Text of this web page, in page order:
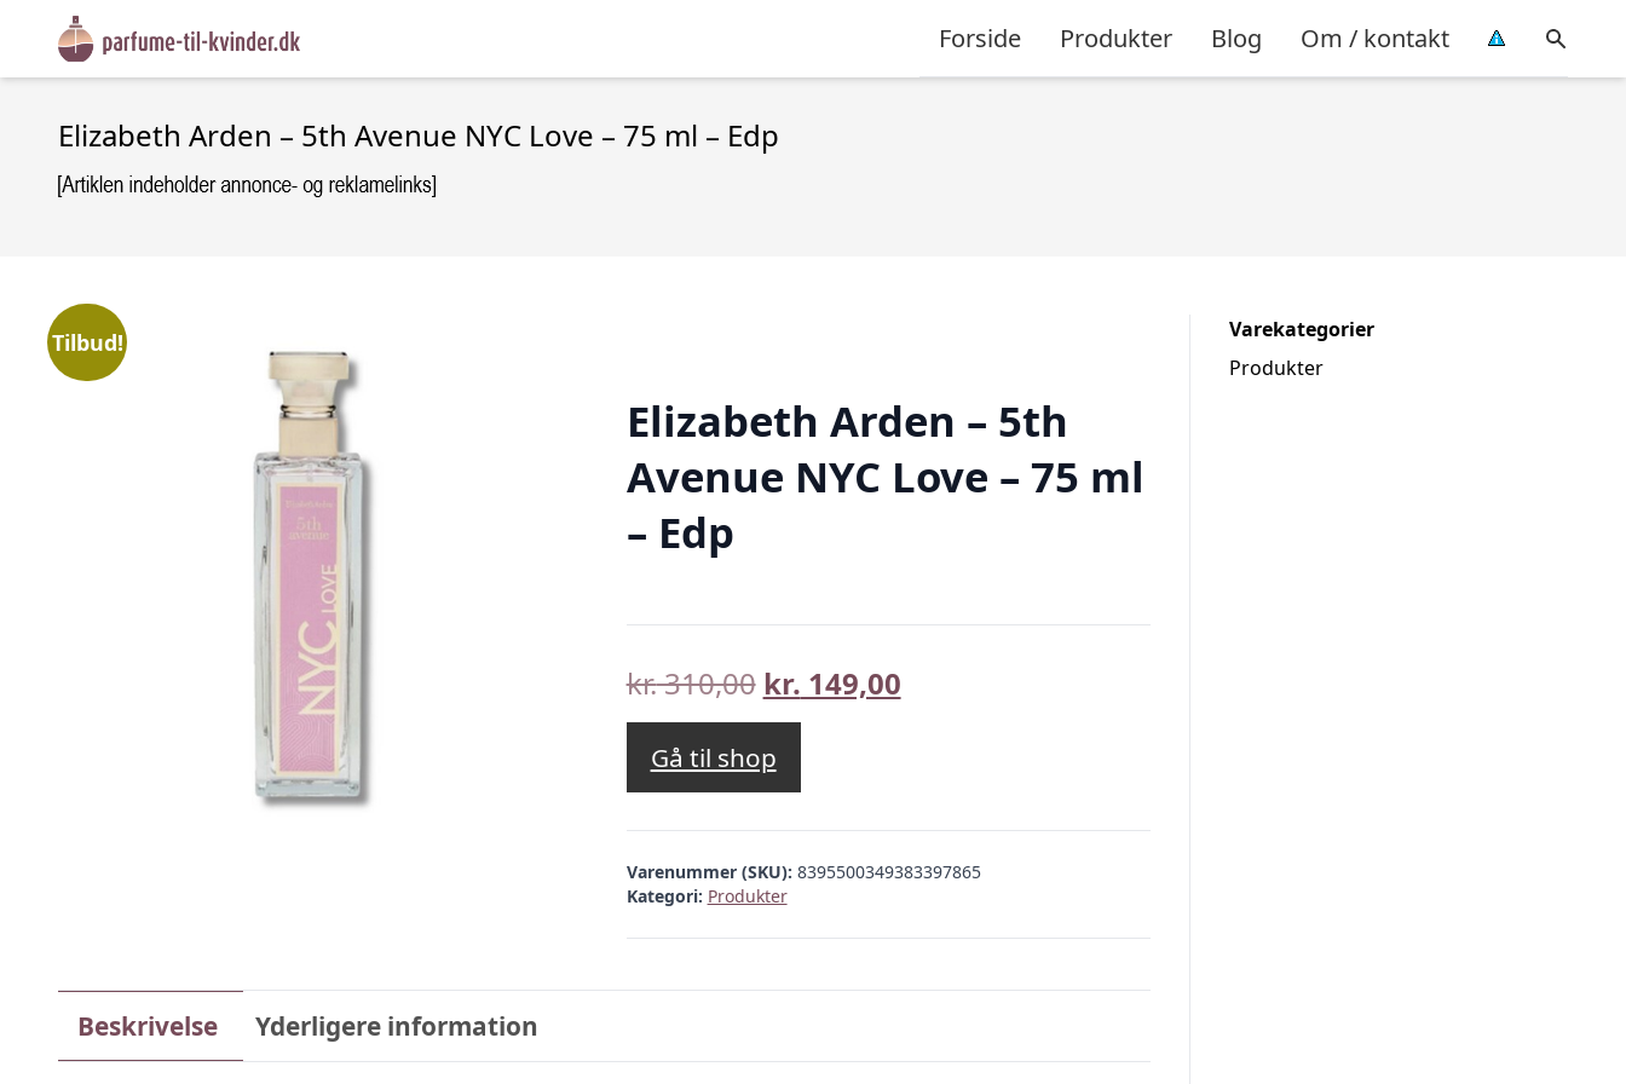
Forside Produkter Blog Om / kontakt
Elizabeth Arden – 5th Avenue NYC Love – 75 ml – Edp
Tilbud!
Elizabeth Arden – 5th
Avenue NYC Love – 75 ml
– Edp
kr.310,00 Den
oprindelige
pris
var:
kr. 310,00.
kr. 149,00Den
kr. 149,00.
Gå til shop
Varenummer (SKU): 8395500349383397865
Kategori: Produkter
Beskrivelse Yderligere information
Varekategorier
Produkter